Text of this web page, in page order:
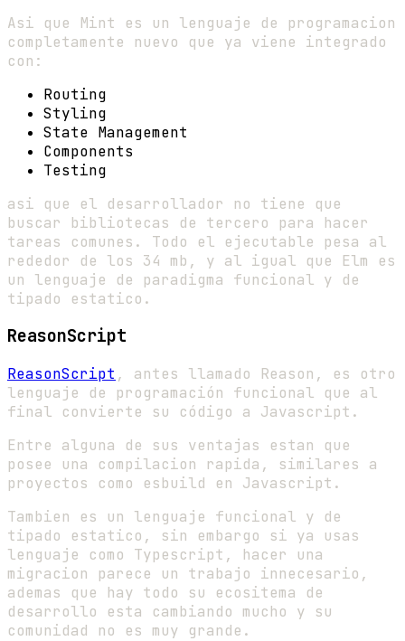
Asi que Mint es un lenguaje de programacion
completamente nuevo que ya viene integrado
con:
Routing
Styling
State Management
Components
Testing
asi que el desarrollador no tiene que
buscar bibliotecas de tercero para hacer
tareas comunes. Todo el ejecutable pesa al
rededor de los 34 mb, y al igual que Elm es
un lenguaje de paradigma funcional y de
tipado estatico.
ReasonScript
ReasonScript , antes llamado Reason, es otro
lenguaje de programación funcional que al
final convierte su código a Javascript.
Entre alguna de sus ventajas estan que
posee una compilacion rapida, similares a
proyectos como esbuild en Javascript.
Tambien es un lenguaje funcional y de
tipado estatico, sin embargo si ya usas
lenguaje como Typescript, hacer una
migracion parece un trabajo innecesario,
ademas que hay todo su ecositema de
desarrollo esta cambiando mucho y su
comunidad no es muy grande.